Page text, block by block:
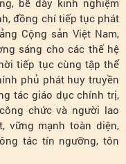
bề dày kinh nghiệm
đồng chí tiếp tục phát
Cộng sản Việt Nam,
sáng cho các thế hệ
tiếp tục cùng tập thể
phủ phát huy truyền
tác giáo dục chính trị,
chức và người lao
vững mạnh toàn diện,
tác tín ngưỡng, tôn